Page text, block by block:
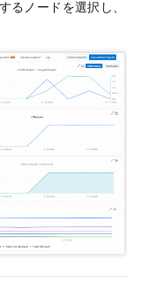
るノードを選択し、